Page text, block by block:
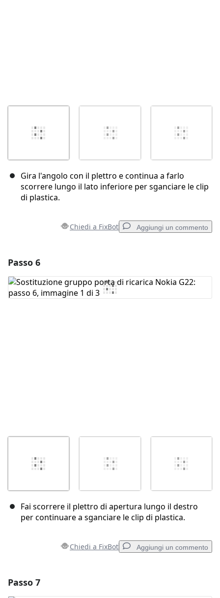
Gira l'angolo con il plettro e continua a farlo
scorrere lungo il lato inferiore per sganciare le clip
di plastica.
Chiedi a FixBot Aggiungi un commento
Aggiungi Commento
Passo 6
Fai scorrere il plettro di apertura lungo il destro
per continuare a sganciare le clip di plastica.
Chiedi a FixBot Aggiungi un commento
Passo 7